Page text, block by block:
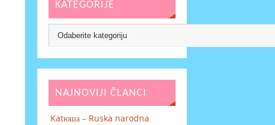
KATEGORIJE
NAJNOVIJI ČLANCI
Katюша – Ruska narodna